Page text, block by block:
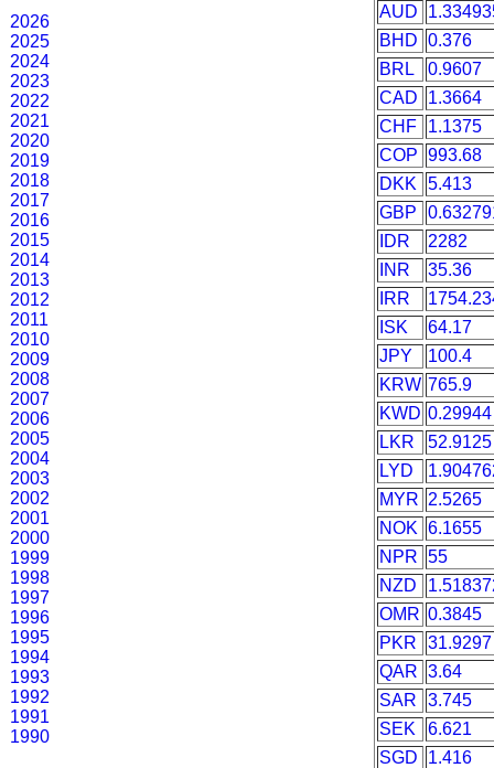
2026
2025
2024
2023
2022
2021
2020
2019
2018
2017
2016
2015
2014
2013
2012
2011
2010
2009
2008
2007
2006
2005
2004
2003
2002
2001
2000
1999
1998
1997
1996
1995
1994
1993
1992
1991
1990
AUD
BHD 0.376
BRL
0.9607
CAD
1.3664
CHF
1.1375
COP 993.68
DKK
5.413
GBP
IDR
2282
INR
35.36
IRR
ISK
64.17
JPY
100.4
KRW 765.9
KWD 0.29944
LKR
52.9125
LYD
MYR 2.5265
NOK 6.1655
NPR 55
NZD
OMR 0.3845
PKR
31.9297
QAR 3.64
SAR
3.745
SEK
6.621
SGD
1.416